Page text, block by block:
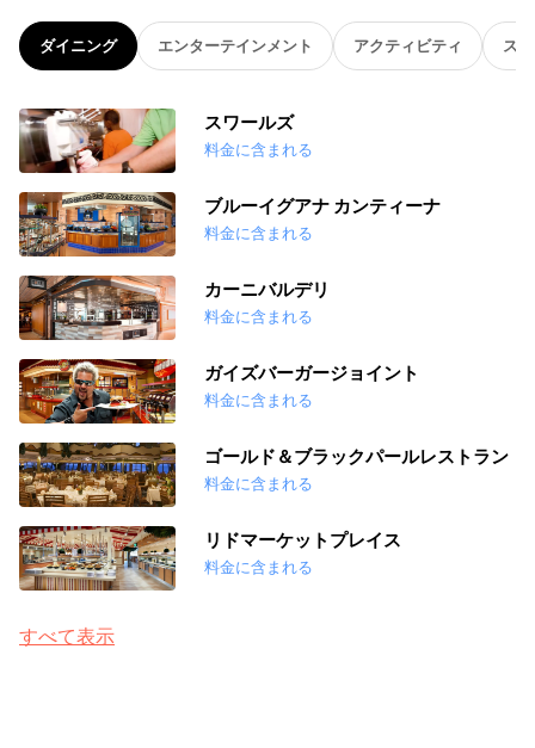
ダイニング エンターテインメント アクティビティ ス
スワールズ
料金に含まれる
ブルーイグアナ カンティーナ
料金に含まれる
カーニバルデリ
料金に含まれる
ガイズバーガージョイント
料金に含まれる
ゴールド＆ブラックパールレストラン
料金に含まれる
リドマーケットプレイス
料金に含まれる
すべて表示